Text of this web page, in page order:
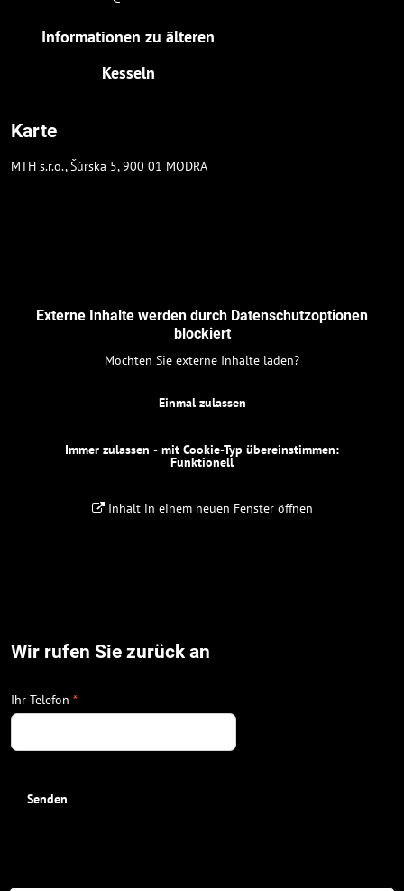
Informationen zu älteren
Kesseln
Karte
MTH s.r.o., Šúrska 5, 900 01 MODRA
Externe Inhalte werden durch Datenschutzoptionen
blockiert
Möchten Sie externe Inhalte laden?
Einmal zulassen
Immer zulassen - mit Cookie-Typ übereinstimmen:
Funktionell
Inhalt in einem neuen Fenster öffnen
Wir rufen Sie zurück an
Ihr Telefon *
Senden